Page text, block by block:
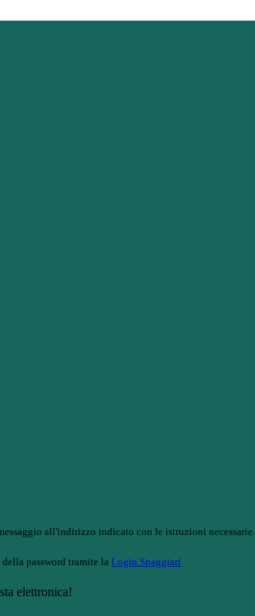
all'indirizzo indicato con le istruzioni necessarie.
password tramite la Login Spaggiari
elettronica!